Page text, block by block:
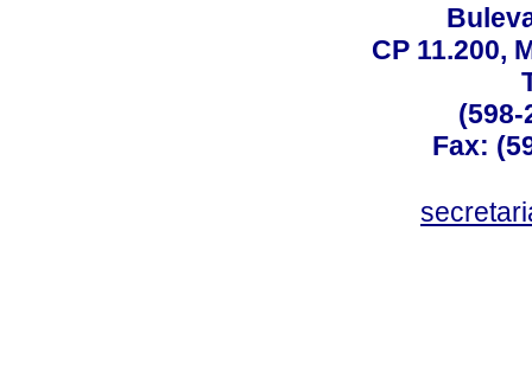
CP 11.200,
(598-
Fax: